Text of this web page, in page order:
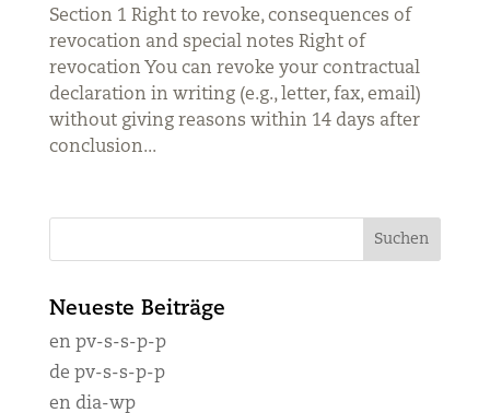
Section 1 Right to revoke, consequences of
revocation and special notes Right of
revocation You can revoke your contractual
declaration in writing (e.g., letter, fax, email)
without giving reasons within 14 days after
conclusion...
Neueste Beiträge
en pv-s-s-p-p
de pv-s-s-p-p
en dia-wp